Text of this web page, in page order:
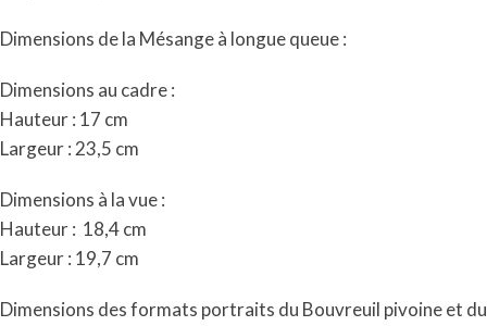
Dimensions de la Mésange à longue queue :
Dimensions au cadre :
Hauteur : 17 cm
Largeur : 23,5 cm
Dimensions à la vue :
Hauteur : 18,4 cm
Largeur : 19,7 cm
Dimensions des formats portraits du Bouvreuil pivoine et du